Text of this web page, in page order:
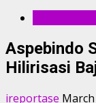
Aspebindo
Hilirisasi
ireportase